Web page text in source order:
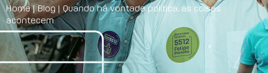
Home|Blog| Quando há vontade política, as coisas
acontecem